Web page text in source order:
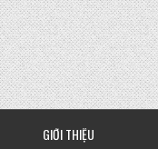
GIỚI THIỆU